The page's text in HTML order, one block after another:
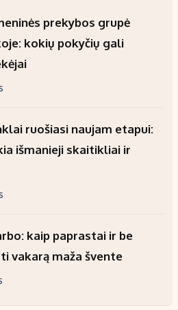
prekybos grupė
kokių pokyčių gali
ruošiasi naujam etapui:
išmanieji skaitikliai ir
kaip paprastai ir be
vakarą maža švente